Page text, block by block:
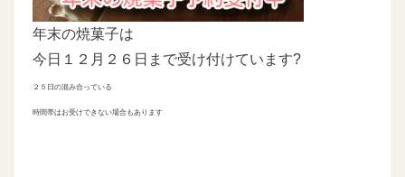
年末の焼菓子は
今日１２月２６日まで受け付けています?
２５日の混み合っている
時間帯はお受けできない場合もあります